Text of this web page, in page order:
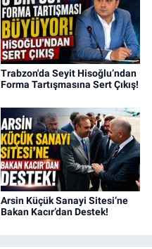
Trabzon'da Seyit Hisoğlu’ndan
Forma Tartışmasına Sert Çıkış!
Arsin Küçük Sanayi Sitesi’ne
Bakan Kacır’dan Destek!